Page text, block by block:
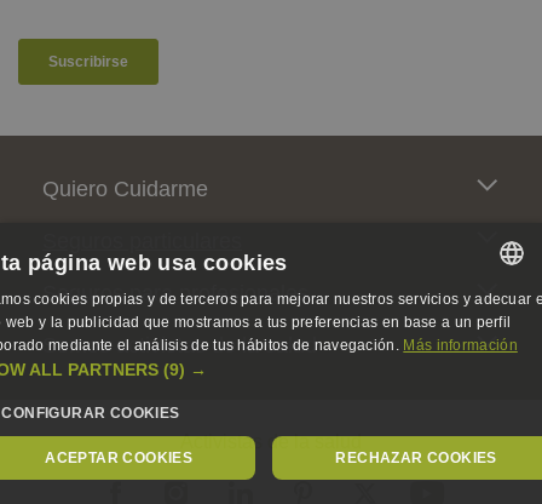
Pie de página
Quiero Cuidarme
Seguros para profesionales
Somos activistas de la salud
Activistas de la salud
SPANISH
SPANISH
GERMAN
página web usa cookies
cookies propias y de terceros para mejorar nuestros servicios y adecuar
web y la publicidad que mostramos a tus preferencias en base a un perfil
mediante el análisis de tus hábitos de navegación. Más información
ALL PARTNERS (9) →
CONFIGURAR COOKIES
ACEPTAR COOKIES RECHAZAR COOKIES